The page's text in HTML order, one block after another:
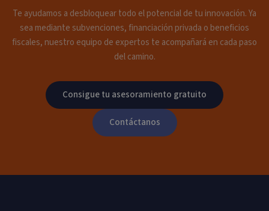
Te ayudamos a desbloquear todo el potencial de tu innovación. Ya
sea mediante subvenciones, financiación privada o beneficios
fiscales, nuestro equipo de expertos te acompañará en cada paso
del camino.
Consigue tu asesoramiento gratuito
Contáctanos